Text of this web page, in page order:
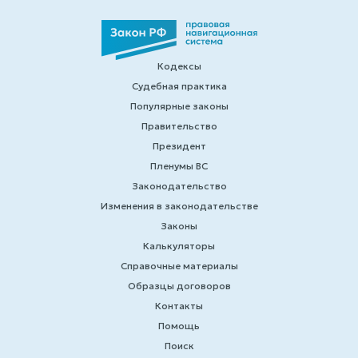
Кодексы
Судебная практика
Популярные законы
Правительство
Президент
Пленумы ВС
Законодательство
Изменения в законодательстве
Законы
Калькуляторы
Справочные материалы
Образцы договоров
Контакты
Помощь
Поиск